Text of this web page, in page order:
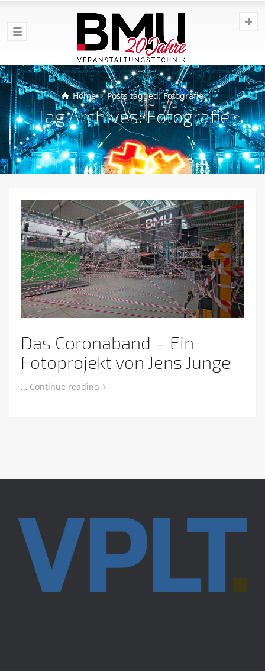
Home Posts tagged: Fotografie
Tag Archives: Fotografie
Das Coronaband – Ein
Fotoprojekt von Jens Junge
… Continue reading